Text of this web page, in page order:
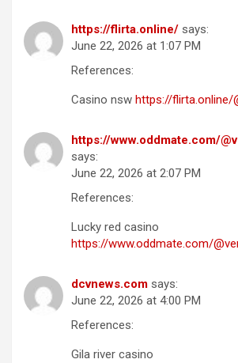
https://flirta.online/ says:
June 22, 2026 at 1:07 PM
References:
Casino nsw https://flirta.online/
https://www.oddmate.com/
says:
June 22, 2026 at 2:07 PM
References:
Lucky red casino
https://www.oddmate.com/
dcvnews.com says:
June 22, 2026 at 4:00 PM
References:
Gila river casino